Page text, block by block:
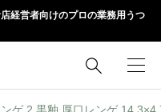
経営者向けのプロの業務用うつ
